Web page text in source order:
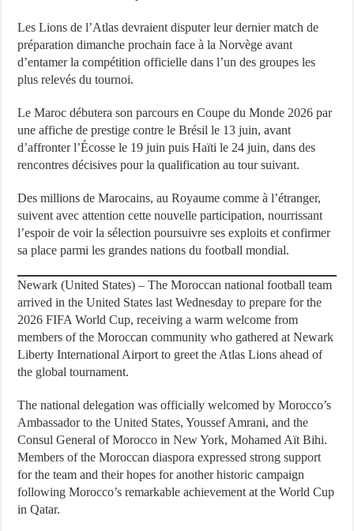
Les Lions de l’Atlas devraient disputer leur dernier match de
préparation dimanche prochain face à la Norvège avant
d’entamer la compétition officielle dans l’un des groupes les
plus relevés du tournoi.
Le Maroc débutera son parcours en Coupe du Monde 2026 par
une affiche de prestige contre le Brésil le 13 juin, avant
d’affronter l’Écosse le 19 juin puis Haïti le 24 juin, dans des
rencontres décisives pour la qualification au tour suivant.
Des millions de Marocains, au Royaume comme à l’étranger,
suivent avec attention cette nouvelle participation, nourrissant
l’espoir de voir la sélection poursuivre ses exploits et confirmer
sa place parmi les grandes nations du football mondial.
Newark (United States) – The Moroccan national football team
arrived in the United States last Wednesday to prepare for the
2026 FIFA World Cup, receiving a warm welcome from
members of the Moroccan community who gathered at Newark
Liberty International Airport to greet the Atlas Lions ahead of
the global tournament.
The national delegation was officially welcomed by Morocco’s
Ambassador to the United States, Youssef Amrani, and the
Consul General of Morocco in New York, Mohamed Aït Bihi.
Members of the Moroccan diaspora expressed strong support
for the team and their hopes for another historic campaign
following Morocco’s remarkable achievement at the World Cup
in Qatar.